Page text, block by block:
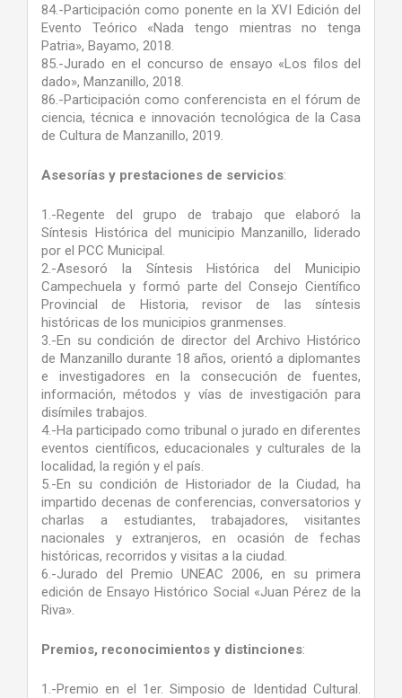
84.-Participación como ponente en la XVI Edición del
Evento Teórico «Nada tengo mientras no tenga
Patria», Bayamo, 2018.
85.-Jurado en el concurso de ensayo «Los filos del
dado», Manzanillo, 2018.
86.-Participación como conferencista en el fórum de
ciencia, técnica e innovación tecnológica de la Casa
de Cultura de Manzanillo, 2019.
Asesorías y prestaciones de servicios:
1.-Regente del grupo de trabajo que elaboró la
Síntesis Histórica del municipio Manzanillo, liderado
por el PCC Municipal.
2.-Asesoró la Síntesis Histórica del Municipio
Campechuela y formó parte del Consejo Científico
Provincial de Historia, revisor de las síntesis
históricas de los municipios granmenses.
3.-En su condición de director del Archivo Histórico
de Manzanillo durante 18 años, orientó a diplomantes
e investigadores en la consecución de fuentes,
información, métodos y vías de investigación para
disímiles trabajos.
4.-Ha participado como tribunal o jurado en diferentes
eventos científicos, educacionales y culturales de la
localidad, la región y el país.
5.-En su condición de Historiador de la Ciudad, ha
impartido decenas de conferencias, conversatorios y
charlas a estudiantes, trabajadores, visitantes
nacionales y extranjeros, en ocasión de fechas
históricas, recorridos y visitas a la ciudad.
6.-Jurado del Premio UNEAC 2006, en su primera
edición de Ensayo Histórico Social «Juan Pérez de la
Riva».
Premios, reconocimientos y distinciones:
1.-Premio en el 1er. Simposio de Identidad Cultural.